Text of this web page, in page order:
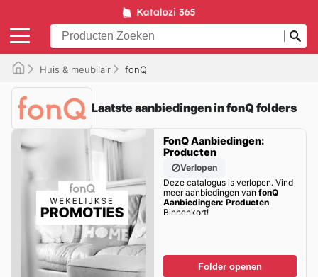
Huis & meubilair fonQ
Laatste aanbiedingen in fonQ folders
FonQ Aanbiedingen:
Producten
Verlopen
Deze catalogus is verlopen. Vind
meer aanbiedingen van fonQ
Aanbiedingen: Producten
Binnenkort!
Folder openen